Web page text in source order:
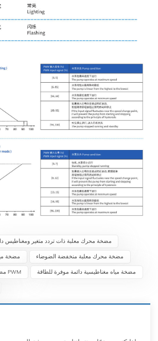
مضخة محرك معلبة ذات تردد متغير ومغناطيس
مضخة مياه
مضخة محرك معلبة منخفضة الضوضاء
مضخة التحكم بالتردد المتغير PWM
مضخة مياه مغناطيسية دائمة موفرة للطاقة